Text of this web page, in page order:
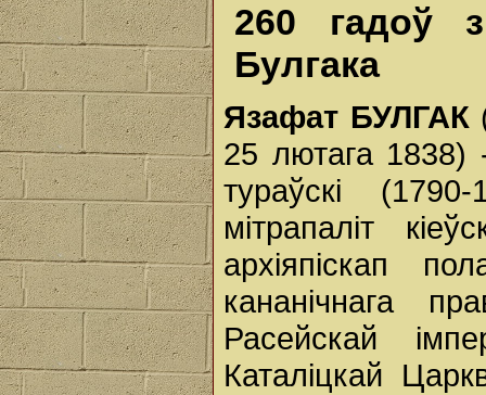
260 гадоў
Булгака
Язафат БУЛГАК
25 лютага 1838)
тураўскі
мітрапаліт
архіяпіскап
кананічнага
Расейскай
Каталіцкай